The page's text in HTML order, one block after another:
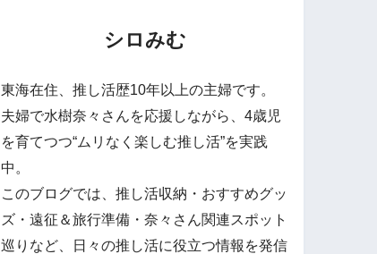
シロみむ
東海在住、推し活歴10年以上の主婦です。
夫婦で水樹奈々さんを応援しながら、4歳児
を育てつつ“ムリなく楽しむ推し活”を実践
中。
このブログでは、推し活収納・おすすめグッ
ズ・遠征＆旅行準備・奈々さん関連スポット
巡りなど、日々の推し活に役立つ情報を発信